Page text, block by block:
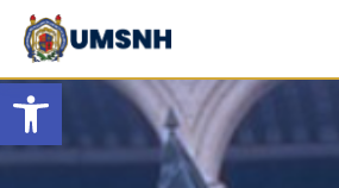
Open toolbar
Skip
content